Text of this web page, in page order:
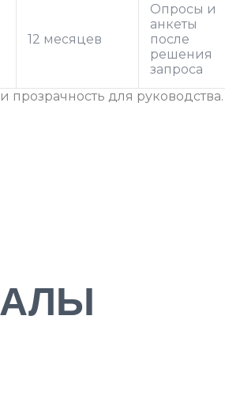
12 месяцев
Опросы и
анкеты
после
решения
запроса
прозрачность для руководства.